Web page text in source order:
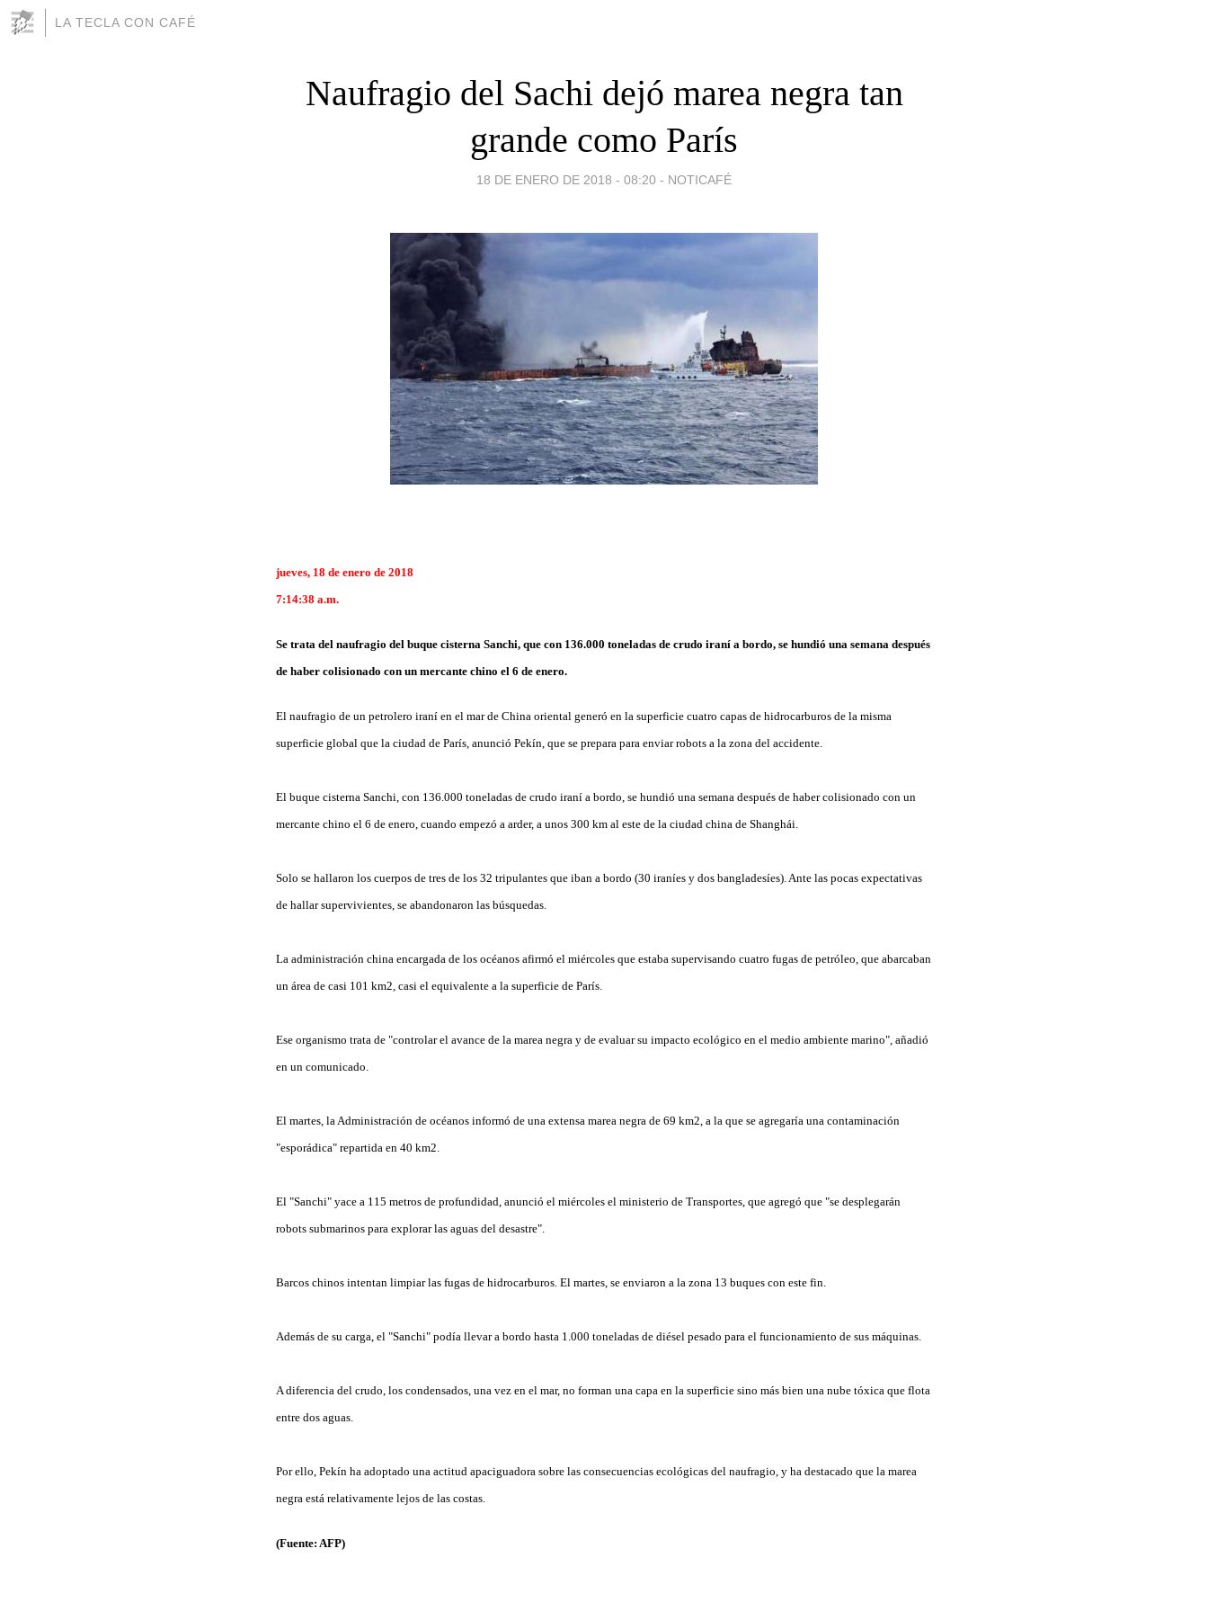
LA TECLA CON CAFÉ
Naufragio del Sachi dejó marea negra tan
grande como París
18 DE ENERO DE 2018 - 08:20 - NOTICAFÉ
jueves, 18 de enero de 2018
7:14:38 a.m.
Se trata del naufragio del buque cisterna Sanchi, que con 136.000 toneladas de crudo iraní a bordo, se hundió una semana después
de haber colisionado con un mercante chino el 6 de enero.
El naufragio de un petrolero iraní en el mar de China oriental generó en la superficie cuatro capas de hidrocarburos de la misma
superficie global que la ciudad de París, anunció Pekín, que se prepara para enviar robots a la zona del accidente.
El buque cisterna Sanchi, con 136.000 toneladas de crudo iraní a bordo, se hundió una semana después de haber colisionado con un
mercante chino el 6 de enero, cuando empezó a arder, a unos 300 km al este de la ciudad china de Shanghái.
Solo se hallaron los cuerpos de tres de los 32 tripulantes que iban a bordo (30 iraníes y dos bangladesíes). Ante las pocas expectativas
de hallar supervivientes, se abandonaron las búsquedas.
La administración china encargada de los océanos afirmó el miércoles que estaba supervisando cuatro fugas de petróleo, que abarcaban
un área de casi 101 km2, casi el equivalente a la superficie de París.
Ese organismo trata de "controlar el avance de la marea negra y de evaluar su impacto ecológico en el medio ambiente marino", añadió
en un comunicado.
El martes, la Administración de océanos informó de una extensa marea negra de 69 km2, a la que se agregaría una contaminación
"esporádica" repartida en 40 km2.
El "Sanchi" yace a 115 metros de profundidad, anunció el miércoles el ministerio de Transportes, que agregó que "se desplegarán
robots submarinos para explorar las aguas del desastre".
Barcos chinos intentan limpiar las fugas de hidrocarburos. El martes, se enviaron a la zona 13 buques con este fin.
Además de su carga, el "Sanchi" podía llevar a bordo hasta 1.000 toneladas de diésel pesado para el funcionamiento de sus máquinas.
A diferencia del crudo, los condensados, una vez en el mar, no forman una capa en la superficie sino más bien una nube tóxica que flota
entre dos aguas.
Por ello, Pekín ha adoptado una actitud apaciguadora sobre las consecuencias ecológicas del naufragio, y ha destacado que la marea
negra está relativamente lejos de las costas.
(Fuente: AFP)